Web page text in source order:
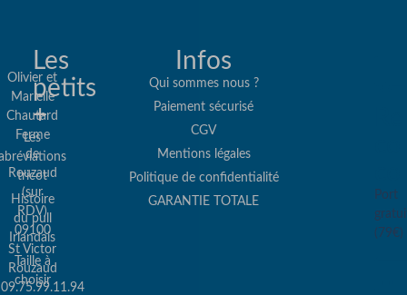
Olivier et
Marielle
Chautard
Ferme
de
Rouzaud
(sur
RDV)
09100
St Victor
Rouzaud
09.75.99.11.94
Les
petits
+
Les
tricot
Histoire
du pull
Irlandais
Taille à
choisir
Infos
Qui sommes nous ?
Paiement sécurisé
CGV
Mentions légales
Politique de confidentialité
GARANTIE TOTALE
Port
(79€)